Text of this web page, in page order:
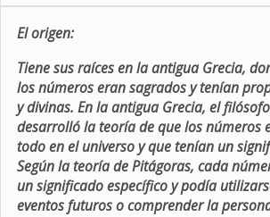
El origen:
Tiene sus raíces en la antigua Grecia,
los números eran sagrados y tenían
y divinas. En la antigua Grecia, el
desarrolló la teoría de que los números
todo en el universo y que tenían un
Según la teoría de Pitágoras, cada
un significado específico y podía
eventos futuros o comprender la